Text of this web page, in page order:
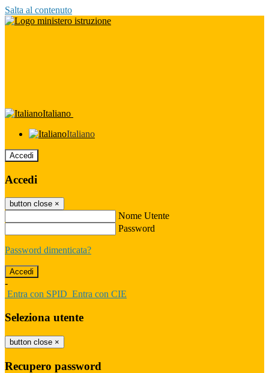
Salta al contenuto
Italiano
Italiano
Accedi
Accedi
button close ×
Nome Utente
Password
Password dimenticata?
-
Entra con SPID Entra con CIE
Seleziona utente
button close ×
Recupero password